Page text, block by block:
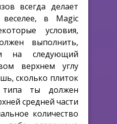
всегда делает
в Magic
условия,
выполнить,
на следующий
верхнем углу
сколько плиток
типа ты должен
средней части
количество